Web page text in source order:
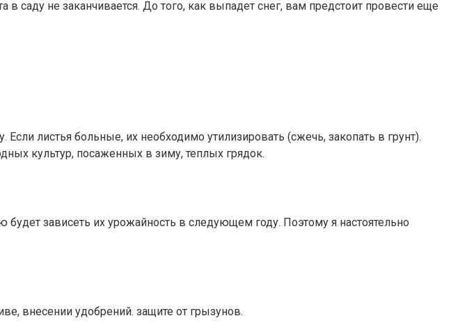
саду не заканчивается. До того, как выпадет снег, вам предстоит провести еще
листья больные, их необходимо утилизировать (сжечь, закопать в грунт).
культур, посаженных в зиму, теплых грядок.
зависеть их урожайность в следующем году. Поэтому я настоятельно
внесении удобрений. защите от грызунов.